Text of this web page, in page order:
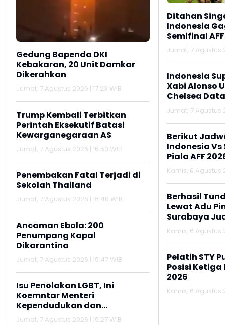
Gedung Bapenda DKI
Kebakaran, 20 Unit Damkar
Dikerahkan
Jumat, 7 Agustus 2026 | 17:23 WIB
Trump Kembali Terbitkan
Perintah Eksekutif Batasi
Kewarganegaraan AS
Jumat, 7 Agustus 2026 | 16:50 WIB
Penembakan Fatal Terjadi di
Sekolah Thailand
Jumat, 7 Agustus 2026 | 16:48 WIB
Ancaman Ebola: 200
Penumpang Kapal
Dikarantina
Jumat, 7 Agustus 2026 | 16:47 WIB
Isu Penolakan LGBT, Ini
Koemntar Menteri
Kependudukan dan
Pembangunan Keluarga
Jumat, 7 Agustus 2026 | 16:27 WIB
Ditahan
Indonesia
Semifinal
Jumat, 7 Agustus
Indonesia
Xabi Alonso
Chelsea
Jumat, 7 Agustus
Berikut
Indonesia
Piala AFF
Kamis, 6 Agustus
Berhasil
Lewat Adu
Surabaya
2026
Kamis, 6 Agustus
Pelatih STY
Posisi Ketiga
2026
Kamis, 6 Agustus